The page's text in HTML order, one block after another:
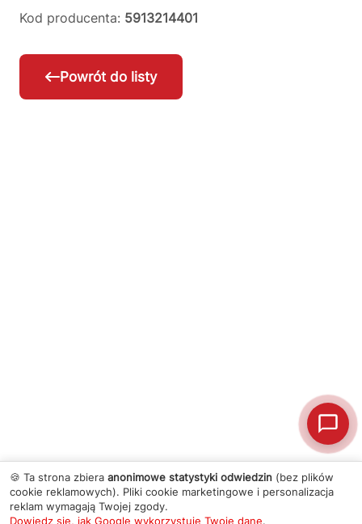
Kod producenta: 5913214401
Powrót do listy
🍪 Ta strona zbiera anonimowe statystyki odwiedzin (bez plików
cookie reklamowych). Pliki cookie marketingowe i personalizacja
reklam wymagają Twojej zgody.
Dowiedz się, jak Google wykorzystuje Twoje dane.